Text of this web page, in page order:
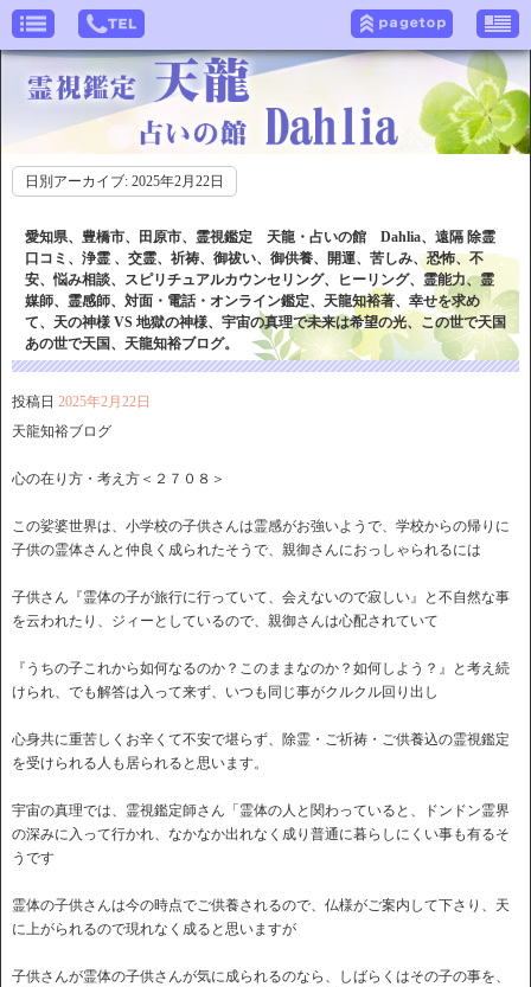
日別アーカイブ: 2025年2月22日
愛知県、豊橋市、田原市、霊視鑑定 天龍・占いの館 Dahlia、遠隔 除霊
口コミ、浄霊 、交霊、祈祷、御祓い、御供養、開運、苦しみ、恐怖、不
安、悩み相談、スピリチュアルカウンセリング、ヒーリング、霊能力、霊
媒師、霊感師、対面・電話・オンライン鑑定、天龍知裕著、幸せを求め
て、天の神様 VS 地獄の神様、宇宙の真理で未来は希望の光、この世で天国
あの世で天国、天龍知裕ブログ。
投稿日 2025年2月22日
天龍知裕ブログ
心の在り方・考え方＜２７０８＞
この娑婆世界は、小学校の子供さんは霊感がお強いようで、学校からの帰りに
子供の霊体さんと仲良く成られたそうで、親御さんにおっしゃられるには
子供さん『霊体の子が旅行に行っていて、会えないので寂しい』と不自然な事
を云われたり、ジィーとしているので、親御さんは心配されていて
『うちの子これから如何なるのか？このままなのか？如何しよう？』と考え続
けられ、でも解答は入って来ず、いつも同じ事がクルクル回り出し
心身共に重苦しくお辛くて不安で堪らず、除霊・ご祈祷・ご供養込の霊視鑑定
を受けられる人も居られると思います。
宇宙の真理では、霊視鑑定師さん「霊体の人と関わっていると、ドンドン霊界
の深みに入って行かれ、なかなか出れなく成り普通に暮らしにくい事も有るそ
うです
霊体の子供さんは今の時点でご供養されるので、仏様がご案内して下さり、天
に上がられるので現れなく成ると思いますが
子供さんが霊体の子供さんが気に成られるのなら、しばらくはその子の事を、